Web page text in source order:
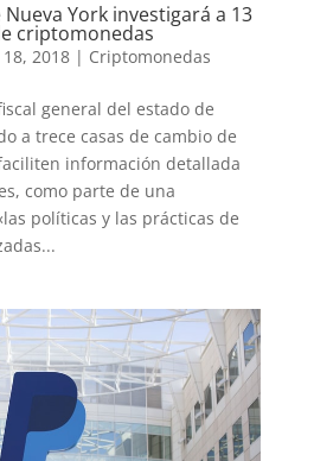
York investigará a 13
criptomonedas
2018| Criptomonedas
general del estado de
a trece casas de cambio de
información detallada
como parte de una
políticas y las prácticas de